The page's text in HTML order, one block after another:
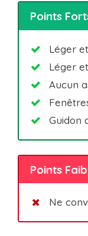
Points
Léger
Léger
Aucun
Guidon
Points
Ne